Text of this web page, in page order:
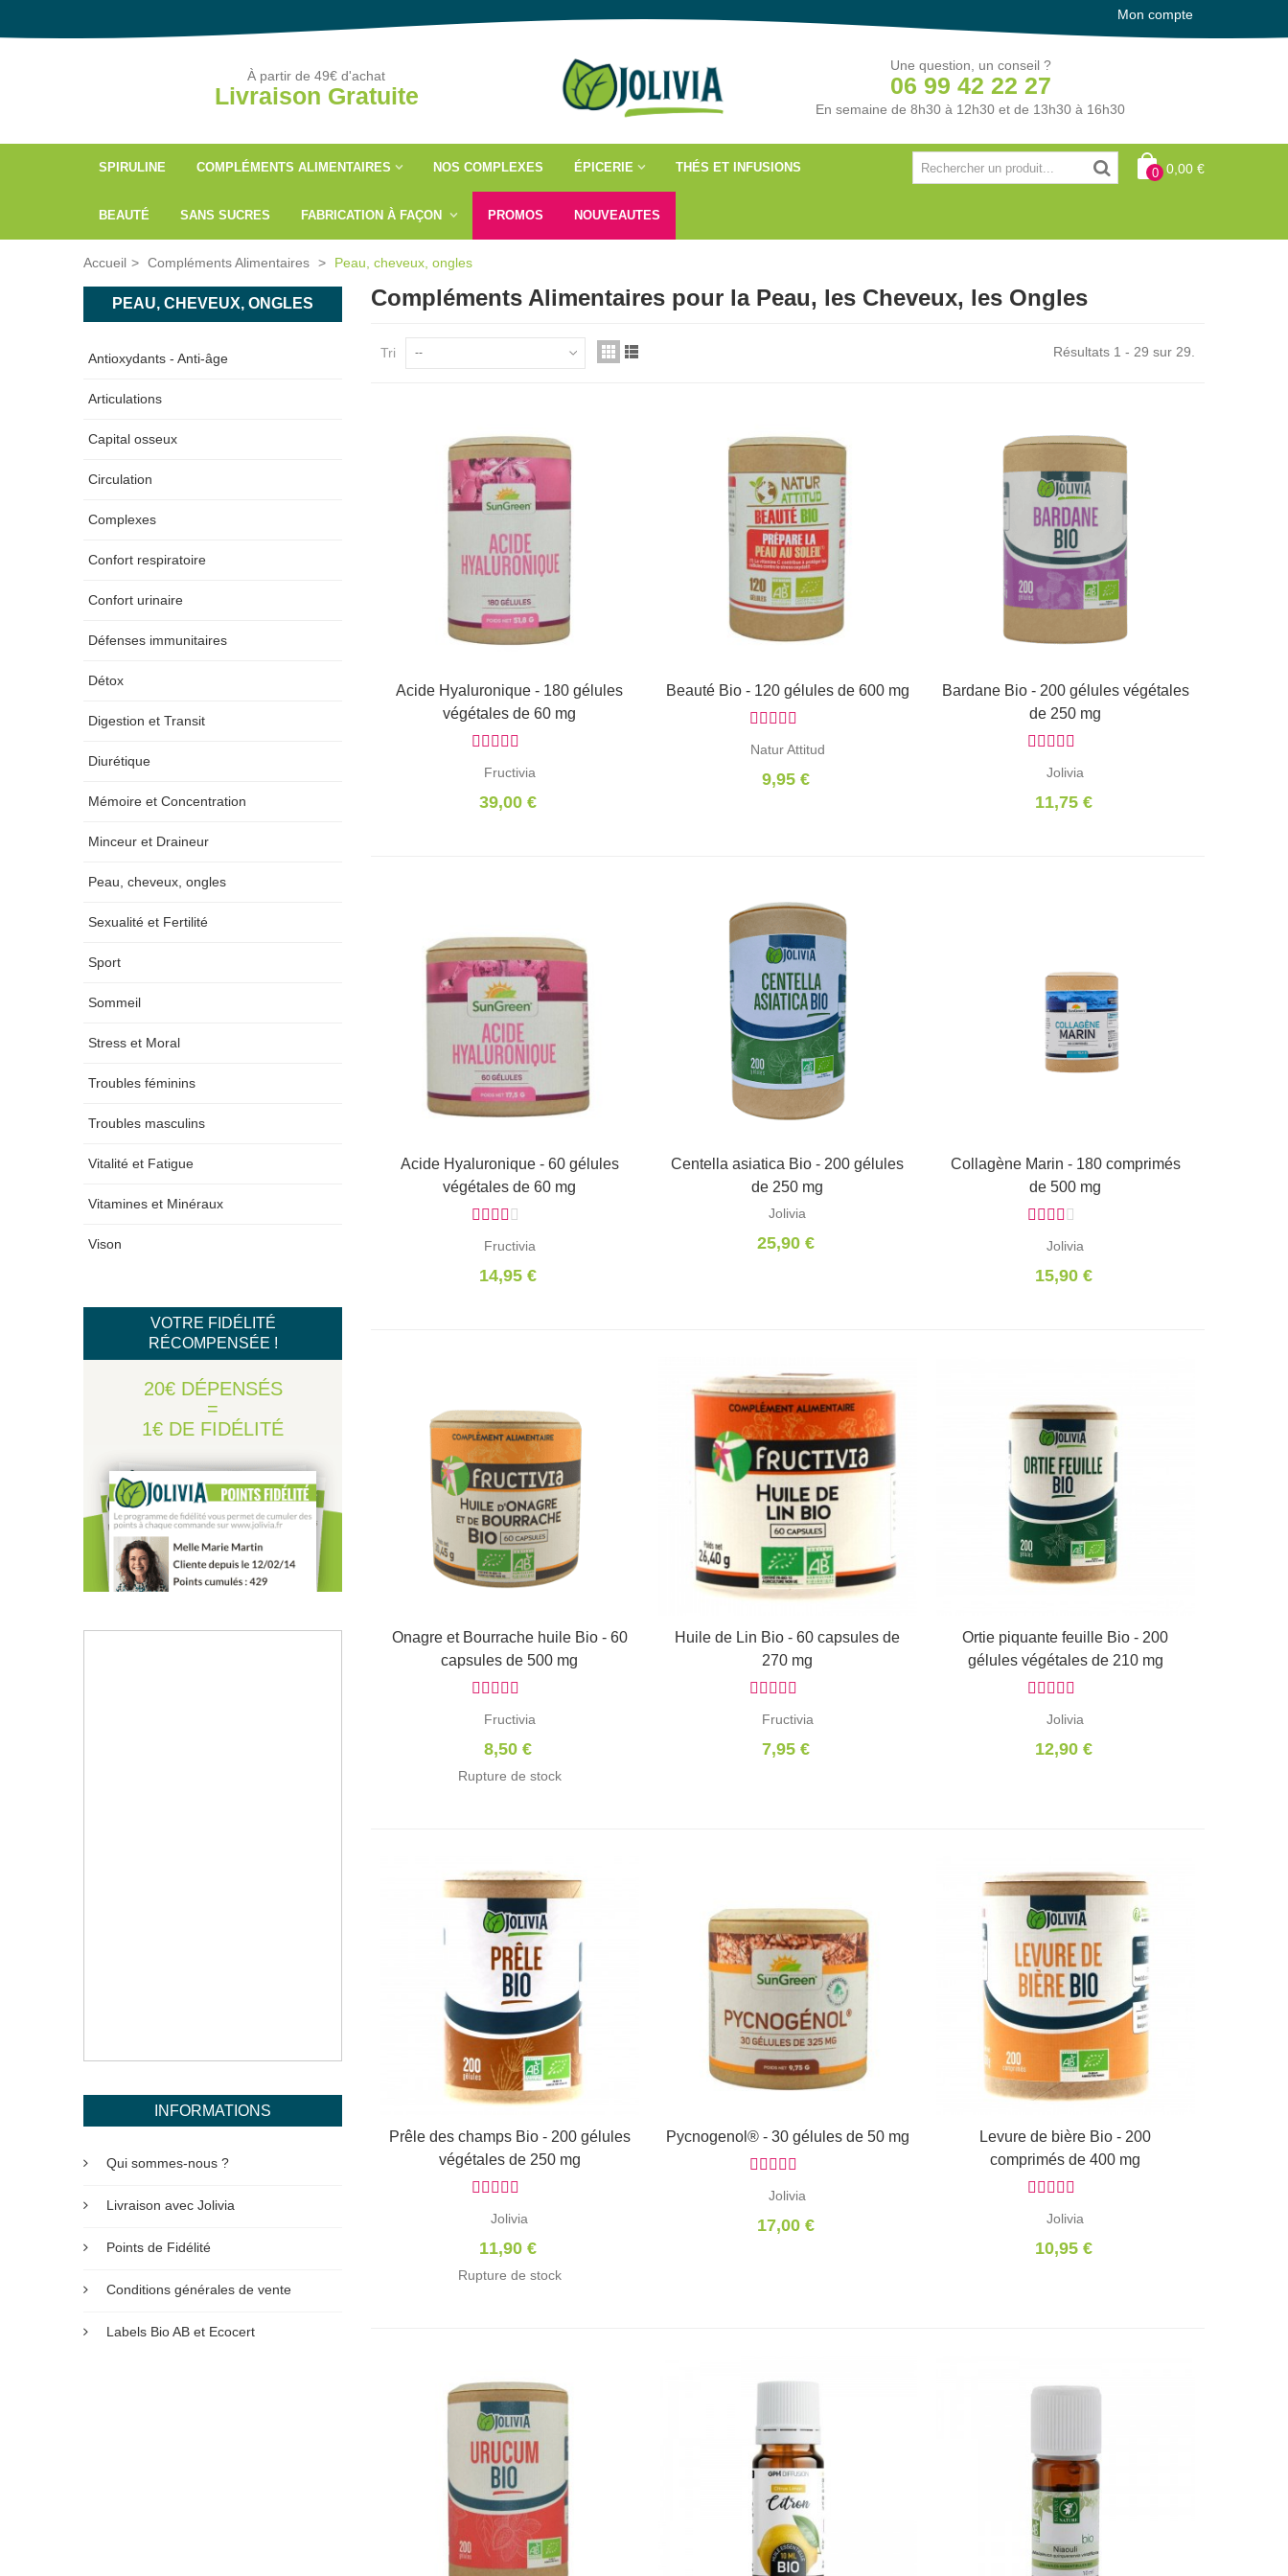
Mon compte
À partir de 49€ d'achat
Livraison Gratuite
Une question, un conseil ?
06 99 42 22 27
En semaine de 8h30 à 12h30 et de 13h30 à 16h30
0 0,00 €
SPIRULINE COMPLÉMENTS ALIMENTAIRES NOS COMPLEXES ÉPICERIE THÉS ET INFUSIONS
BEAUTÉ SANS SUCRES FABRICATION À FAÇON PROMOS NOUVEAUTES
Accueil > Compléments Alimentaires > Peau, cheveux, ongles
PEAU, CHEVEUX, ONGLES
Antioxydants - Anti-âge
Articulations
Capital osseux
Circulation
Complexes
Confort respiratoire
Confort urinaire
Défenses immunitaires
Détox
Digestion et Transit
Diurétique
Mémoire et Concentration
Minceur et Draineur
Peau, cheveux, ongles
Sexualité et Fertilité
Sport
Sommeil
Stress et Moral
Troubles féminins
Troubles masculins
Vitalité et Fatigue
Vitamines et Minéraux
Vison
VOTRE FIDÉLITÉ
RÉCOMPENSÉE !
20€ DÉPENSÉS
=
1€ DE FIDÉLITÉ
INFORMATIONS
Qui sommes-nous ?
Livraison avec Jolivia
Points de Fidélité
Conditions générales de vente
Labels Bio AB et Ecocert
Compléments Alimentaires pour la Peau, les Cheveux, les Ongles
Tri -- Résultats 1 - 29 sur 29.
Ajouter au panier
Acide Hyaluronique - 180 gélules
végétales de 60 mg
Fructivia
39,00 €
Ajouter au panier
Beauté Bio - 120 gélules de 600 mg
Natur Attitud
9,95 €
Ajouter au panier
Bardane Bio - 200 gélules végétales
de 250 mg
Jolivia
11,75 €
Ajouter au panier
Acide Hyaluronique - 60 gélules
végétales de 60 mg
Fructivia
14,95 €
Ajouter au panier
Centella asiatica Bio - 200 gélules
de 250 mg
Jolivia
25,90 €
Ajouter au panier
Collagène Marin - 180 comprimés
de 500 mg
Jolivia
15,90 €
Afficher
Onagre et Bourrache huile Bio - 60
capsules de 500 mg
Fructivia
8,50 €
Rupture de stock
Ajouter au panier
Huile de Lin Bio - 60 capsules de
270 mg
Fructivia
7,95 €
Ajouter au panier
Ortie piquante feuille Bio - 200
gélules végétales de 210 mg
Jolivia
12,90 €
Afficher
Prêle des champs Bio - 200 gélules
végétales de 250 mg
Jolivia
11,90 €
Rupture de stock
Ajouter au panier
Pycnogenol® - 30 gélules de 50 mg
Jolivia
17,00 €
Ajouter au panier
Levure de bière Bio - 200
comprimés de 400 mg
Jolivia
10,95 €